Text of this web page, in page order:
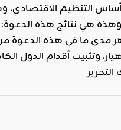
التنظيم الاقتصادي،
وهذه هي نتائج هذه
مدى ما في هذه
وتثبيت أقدام الدول